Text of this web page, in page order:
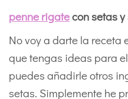
penne rigatecon setas
No voy a darte la receta
que tengas ideas para
puedes añadirle otros
setas. Simplemente he